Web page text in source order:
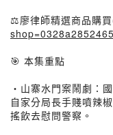
⚖️廖律師精選商品購
🎯 本集重點
・山寨水門案鬧劇：
自家分局長手賤噴辣
搖飲去慰問警察。